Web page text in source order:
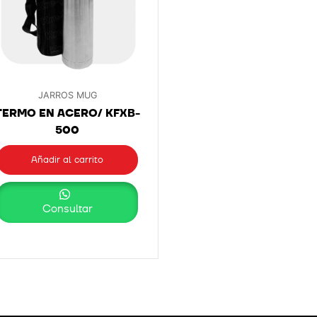
JARROS MUG
EN ACERO/ KFXB-
500
Añadir al carrito
Consultar